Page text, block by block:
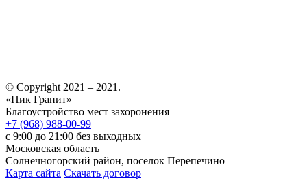
© Copyright 2021 – 2021.
«Пик Гранит»
Благоустройство мест захоронения
+7 (968) 988-00-99
с 9:00 до 21:00 без выходных
Московская область
Солнечногорский район, поселок Перепечино
Карта сайта Скачать договор